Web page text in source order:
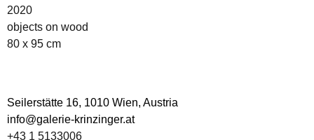
2020
objects on wood
80 x 95 cm
Seilerstätte 16, 1010 Wien, Austria
info@galerie-krinzinger.at
+43 1 5133006